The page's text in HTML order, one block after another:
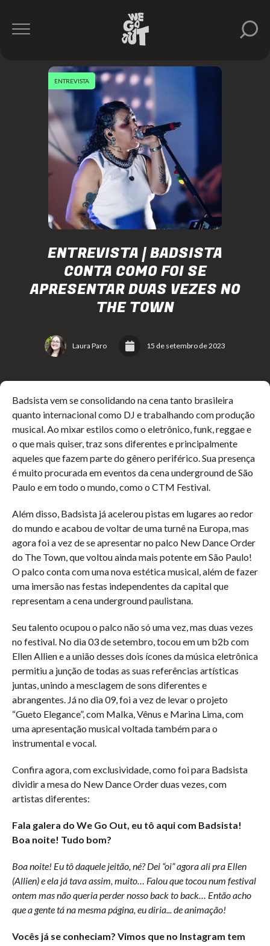
ENTREVISTA | BADSISTA
CONTA COMO FOI SE
APRESENTAR DUAS VEZES NO
THE TOWN
Laura Paro 15 de setembro de 2023
ENTREVISTA
Badsista vem se consolidando na cena tanto brasileira
quanto internacional como DJ e trabalhando com produção
musical. Ao mixar estilos como o eletrônico, funk, reggae e
o que mais quiser, traz sons diferentes e principalmente
aqueles que fazem parte do gênero periférico. Sua presença
é muito procurada em eventos da cena underground de São
Paulo e em todo o mundo, como o CTM Festival.
Além disso, Badsista já acelerou pistas em lugares ao redor
do mundo e acabou de voltar de uma turnê na Europa, mas
agora foi a vez de se apresentar no palco New Dance Order
do The Town, que voltou ainda mais potente em São Paulo!
O palco conta com uma nova estética musical, além de fazer
uma imersão nas festas independentes da capital que
representam a cena underground paulistana.
Seu talento ocupou o palco não só uma vez, mas duas vezes
no festival. No dia 03 de setembro, tocou em um b2b com
Ellen Allien e a união desses dois ícones da música eletrônica
permitiu a junção de todas as suas referências artísticas
juntas, unindo a mesclagem de sons diferentes e
abrangentes. Já no dia 09, foi a vez de levar o projeto
“Gueto Elegance”, com Malka, Vênus e Marina Lima, com
uma apresentação musical voltada também para o
instrumental e vocal.
Confira agora, com exclusividade, como foi para Badsista
dividir a mesa do New Dance Order duas vezes, com
artistas diferentes:
Fala galera do We Go Out, eu tô aqui com Badsista!
Boa noite! Tudo bom?
Boa noite! Eu tô daquele jeitão, né? Dei “oi” agora ali pra Ellen
(Allien) e ela já tava assim, muito… Falou que tocou num festival
ontem mas não queria perder nosso back to back… Então acho
que a gente tá na mesma página, eu diria... de animação!
Vocês já se conheciam? Vimos que no Instagram tem